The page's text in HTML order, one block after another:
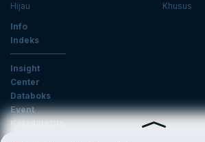
Hijau
Khusus
Info
Indeks
Insight
Center
Databoks
Event
KatadataOto